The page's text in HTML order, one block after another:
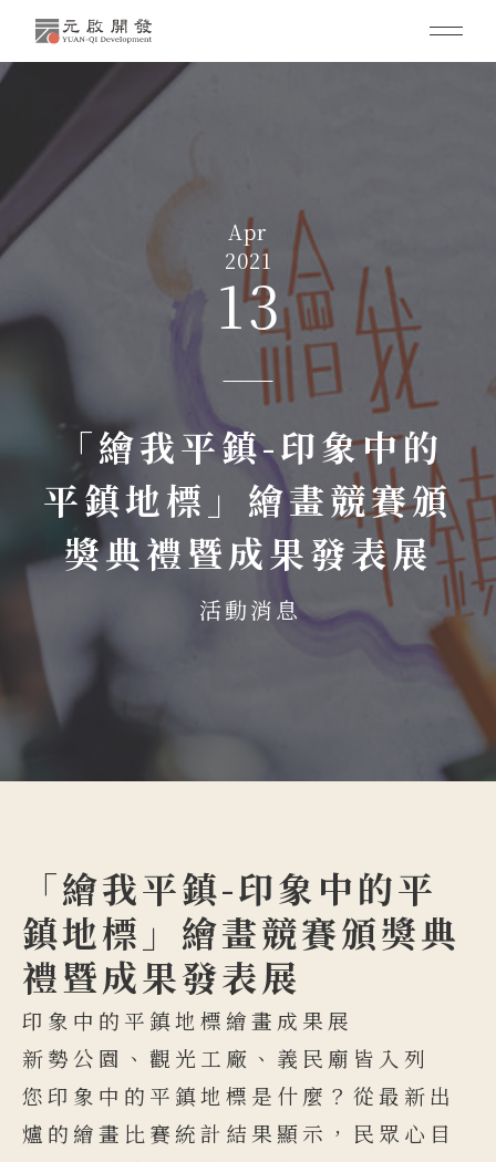
Apr
2021
13
「繪我平鎮-印象中的
平鎮地標」繪畫競賽頒
獎典禮暨成果發表展
活動消息
「繪我平鎮-印象中的平
鎮地標」繪畫競賽頒獎典
禮暨成果發表展
印象中的平鎮地標繪畫成果展
新勢公園、觀光工廠、義民廟皆入列
您印象中的平鎮地標是什麼？從最新出
爐的繪畫比賽統計結果顯示，民眾心目